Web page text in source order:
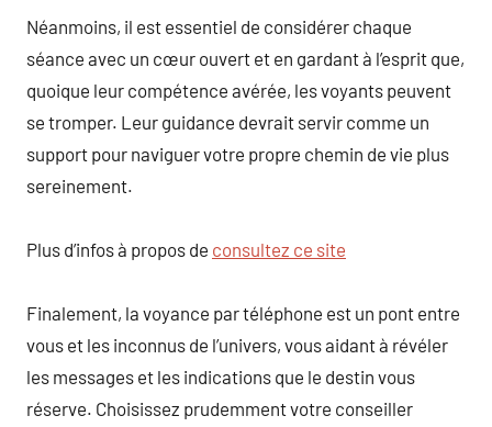
Néanmoins, il est essentiel de considérer chaque
séance avec un cœur ouvert et en gardant à l’esprit que,
quoique leur compétence avérée, les voyants peuvent
se tromper. Leur guidance devrait servir comme un
support pour naviguer votre propre chemin de vie plus
sereinement.
Plus d’infos à propos de consultez ce site
Finalement, la voyance par téléphone est un pont entre
vous et les inconnus de l’univers, vous aidant à révéler
les messages et les indications que le destin vous
réserve. Choisissez prudemment votre conseiller